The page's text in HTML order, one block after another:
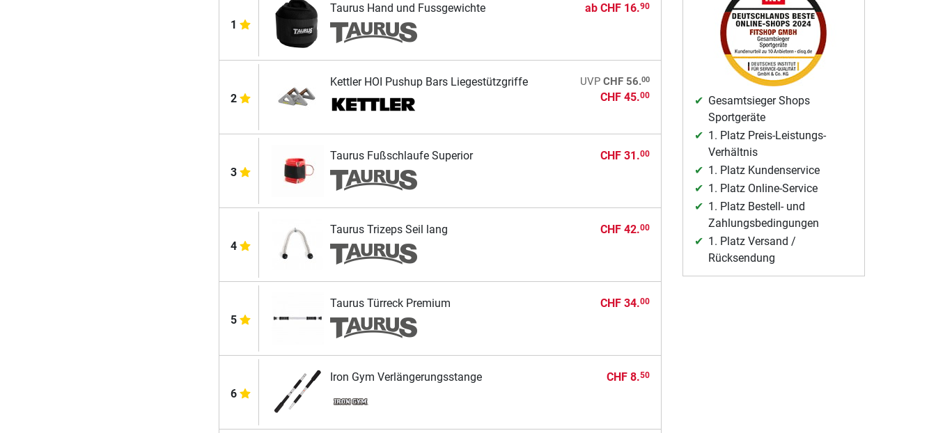
1
Taurus Hand und Fussgewichte abCHF 16.90
2
Kettler HOI Pushup Bars Liegestützgriffe UVP CHF 56.00
CHF 45.00
3
Taurus Fußschlaufe Superior CHF 31.00
4
Taurus Trizeps Seil lang CHF 42.00
5
Taurus Türreck Premium CHF 34.00
6
Iron Gym Verlängerungsstange CHF 8.50
Gesamtsieger Shops
Sportgeräte
1. Platz Preis-Leistungs-
Verhältnis
1. Platz Kundenservice
1. Platz Online-Service
1. Platz Bestell- und
Zahlungsbedingungen
1. Platz Versand /
Rücksendung